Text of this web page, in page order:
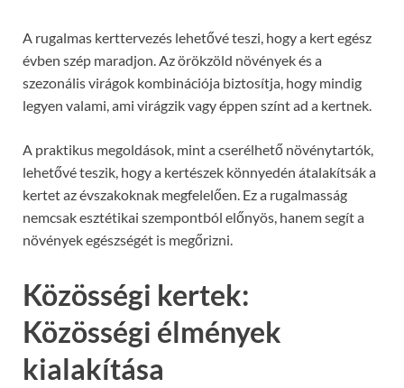
A rugalmas kerttervezés lehetővé teszi, hogy a kert egész
évben szép maradjon. Az örökzöld növények és a
szezonális virágok kombinációja biztosítja, hogy mindig
legyen valami, ami virágzik vagy éppen színt ad a kertnek.
A praktikus megoldások, mint a cserélhető növénytartók,
lehetővé teszik, hogy a kertészek könnyedén átalakítsák a
kertet az évszakoknak megfelelően. Ez a rugalmasság
nemcsak esztétikai szempontból előnyös, hanem segít a
növények egészségét is megőrizni.
Közösségi kertek:
Közösségi élmények
kialakítása